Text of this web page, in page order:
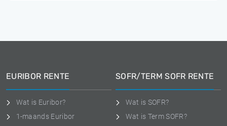
EURIBOR RENTE
Wat is Euribor?
1-maands Euribor
SOFR/TERM SOFR RENTE
Wat is SOFR?
Wat is Term SOFR?